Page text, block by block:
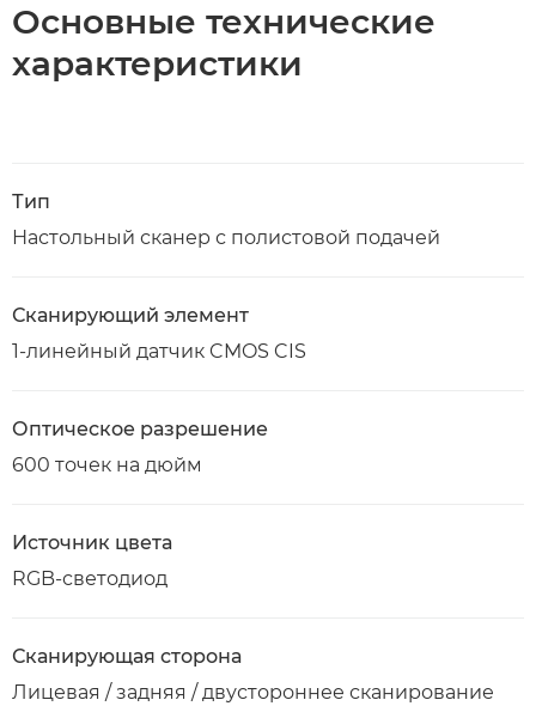
Основные технические
характеристики
Тип
Настольный сканер с полистовой подачей
Сканирующий элемент
1-линейный датчик CMOS CIS
Оптическое разрешение
600 точек на дюйм
Источник цвета
RGB-светодиод
Сканирующая сторона
Лицевая / задняя / двустороннее сканирование